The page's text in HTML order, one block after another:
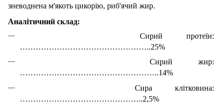
зневоднена м'якоть цикорію, риб'ячий жир.
Аналітичний склад:
Сирий протеїн:
…………………………………………..25%
Сирий жир:
……………………………………………..14%
Сира клітковина:
………………………………………..2,5%